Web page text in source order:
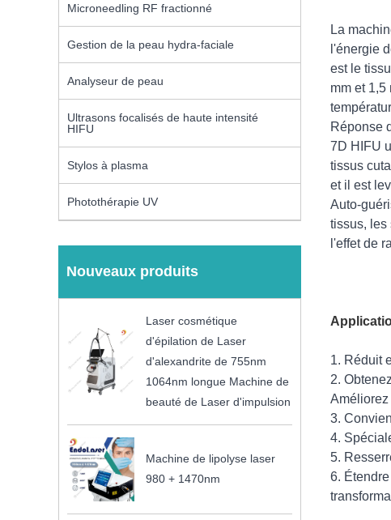
Microneedling RF fractionné
Gestion de la peau hydra-faciale
Analyseur de peau
Ultrasons focalisés de haute intensité
HIFU
Stylos à plasma
Photothérapie UV
Nouveaux produits
Laser cosmétique
d'épilation de Laser
d'alexandrite de 755nm
1064nm longue Machine de
beauté de Laser d'impulsion
Machine de lipolyse laser
980 + 1470nm
La
l'énergie
est le
mm et
Réponse
7D HIFU
tissus
et il est
Auto-
tissus, les
l'effet de
1. Réduit
2.
Améliorez
3.
4.
5.
6.